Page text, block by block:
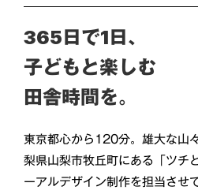
365日で1日、
子どもと楽しむ
田舎時間を。
東京都心から120分。雄大な山
梨県山梨市牧丘町にある「ツチ
ーアルデザイン制作を担当させ